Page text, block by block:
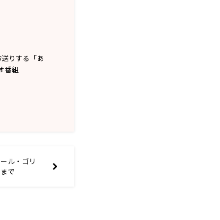
りする「あ
番組
ル・ゴリ
で